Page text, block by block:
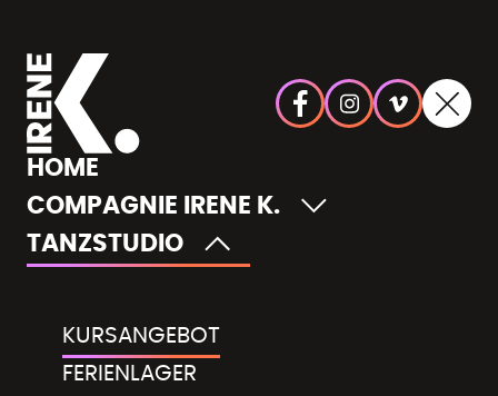
KURSPROGRAMM 2026-2027
Standort wählen
Tanzrichtung wählen
HOME
COMPAGNIE IRENE K.
TANZSTUDIO
KURSANGEBOT
FERIENLAGER